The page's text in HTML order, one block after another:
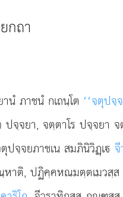
กถา
นํ ภาชนํ กเถนฺโต ‘‘จตุปจฺ
จยา, จตฺตาโร ปจฺจยา
ปจฺจยภาชเน สมภินิวิฏฺเ
หาติ, ปฏิคฺคหณมตฺตเมวสฺ